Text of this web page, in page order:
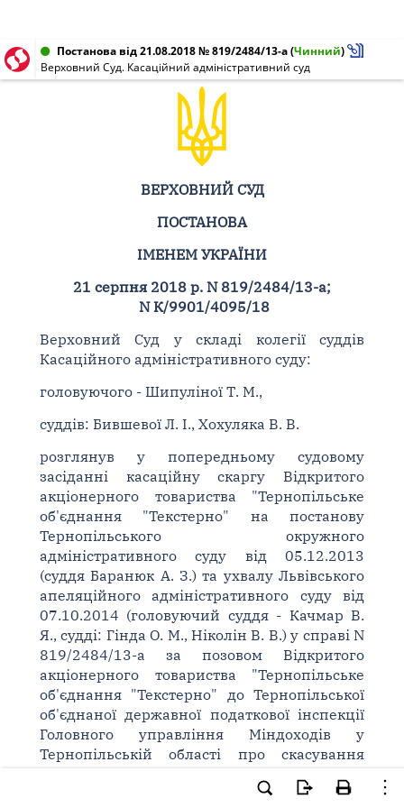
Постанова від 21.08.2018 № 819/2484/13-а(Чинний)
Верховний Суд. Касаційний адміністративний суд
ВЕРХОВНИЙ СУД
ПОСТАНОВА
ІМЕНЕМ УКРАЇНИ
21 серпня 2018 р. N 819/2484/13-а;
N К/9901/4095/18
Верховний Суд у складі колегії суддів
Касаційного адміністративного суду:
головуючого - Шипуліної Т. М.,
суддів: Бившевої Л. І., Хохуляка В. В.
розглянув у попередньому судовому
засіданні касаційну скаргу Відкритого
акціонерного товариства "Тернопільське
об'єднання "Текстерно" на постанову
Тернопільського окружного
адміністративного суду від 05.12.2013
(суддя Баранюк А. З.) та ухвалу Львівського
апеляційного адміністративного суду від
07.10.2014 (головуючий суддя - Качмар В.
Я., судді: Гінда О. М., Ніколін В. В.) у справі N
819/2484/13-а за позовом Відкритого
акціонерного товариства "Тернопільське
об'єднання "Текстерно" до Тернопільської
об'єднаної державної податкової інспекції
Головного управління Міндоходів у
Тернопільській області про скасування